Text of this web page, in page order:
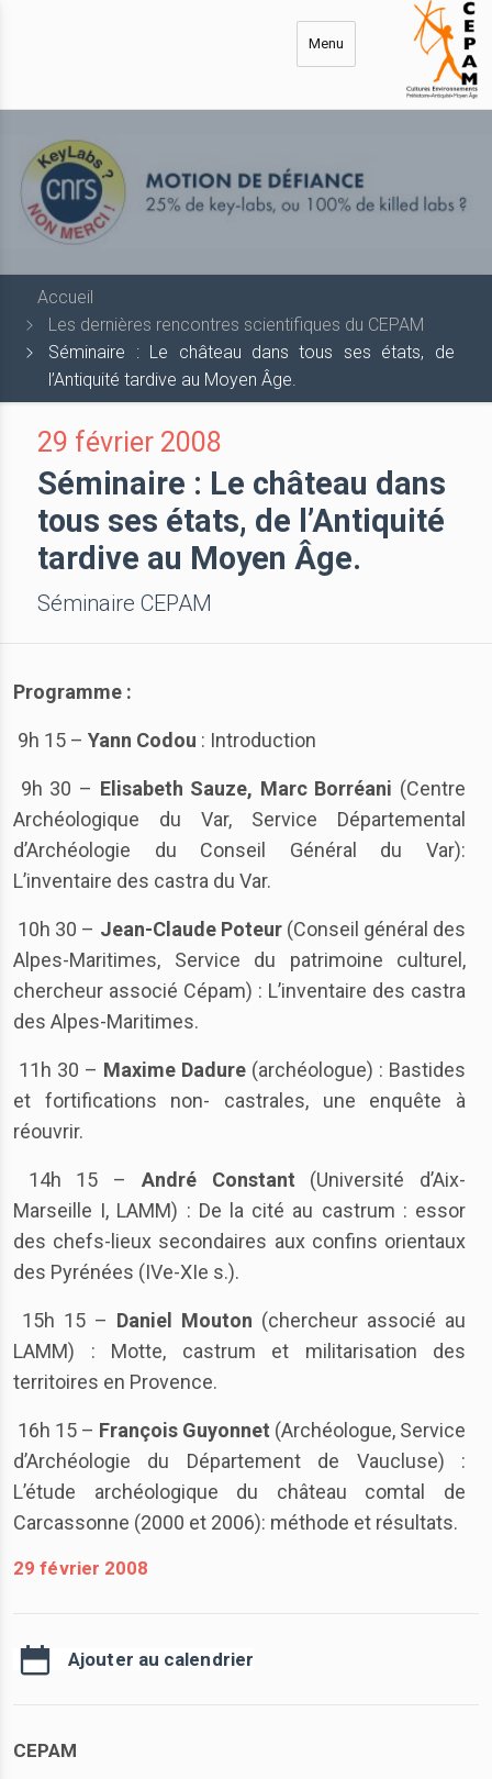
Menu
Accueil
Les dernières rencontres scientifiques du CEPAM
Séminaire : Le château dans tous ses états, de
l’Antiquité tardive au Moyen Âge.
29 février 2008
Séminaire : Le château dans
tous ses états, de l’Antiquité
tardive au Moyen Âge.
Séminaire CEPAM
Programme :
9h 15 – Yann Codou : Introduction
9h 30 – Elisabeth Sauze, Marc Borréani (Centre
Archéologique du Var, Service Départemental
d’Archéologie du Conseil Général du Var):
L’inventaire des castra du Var.
10h 30 – Jean-Claude Poteur(Conseil général des
Alpes-Maritimes, Service du patrimoine culturel,
chercheur associé Cépam) : L’inventaire des castra
des Alpes-Maritimes.
11h 30 – Maxime Dadure (archéologue) : Bastides
et fortifications non- castrales, une enquête à
réouvrir.
14h 15 – André Constant (Université d’Aix-
Marseille I, LAMM) : De la cité au castrum : essor
des chefs-lieux secondaires aux confins orientaux
des Pyrénées (IVe-XIe s.).
15h 15 – Daniel Mouton (chercheur associé au
LAMM) : Motte, castrum et militarisation des
territoires en Provence.
16h 15 – François Guyonnet (Archéologue, Service
d’Archéologie du Département de Vaucluse) :
L’étude archéologique du château comtal de
Carcassonne (2000 et 2006): méthode et résultats.
29 février 2008
Ajouter au calendrier
CEPAM